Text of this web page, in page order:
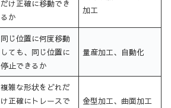
だけ正確に移動でき
るか
加工
同じ位置に何度移動
しても、同じ位置に
停止できるか
量産加工、自動化
複雑な形状をどれだ
け正確にトレースで
金型加工、曲面加工